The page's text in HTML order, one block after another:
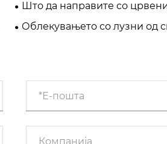
„сувото чешање“?
Што да направите со
CmallBio Силиконски гел за
Облекувањето со лузни од